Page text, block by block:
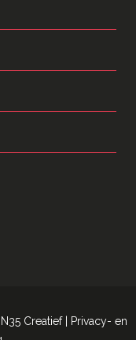
N35 Creatief|
Privacy- en